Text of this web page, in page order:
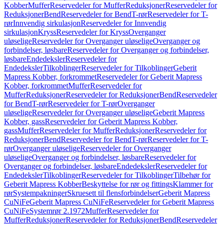
KobberMufferReservedeler for MufferReduksjonerReservedeler for
ReduksjonerBendReservedeler for BendT-rørReservedeler for T-
rørInnvendig sirkulasjonReservedeler for Innvendig
sirkulasjonKryssReservedeler for KryssOverganger
uløseligeReservedeler for Overganger uløseligeOverganger og
forbindelser, løsbareReservedeler for Overganger og forbindelser,
løsbareEndedekslerReservedeler for
EndedekslerTilkoblingerReservedeler for TilkoblingerGeberit
Mapress Kobber, forkrommetReservedeler for Geberit Mapress
Kobber, forkrommetMufferReservedeler for
MufferReduksjonerReservedeler for ReduksjonerBendReservedeler
for BendT-rørReservedeler for T-rørOverganger
uløseligeReservedeler for Overganger uløseligeGeberit Mapress
Kobber, gassReservedeler for Geberit Mapress Kobber,
gassMufferReservedeler for MufferReduksjonerReservedeler for
ReduksjonerBendReservedeler for BendT-rørReservedeler for T-
rørOverganger uløseligeReservedeler for Overganger
uløseligeOverganger og forbindelser, løsbareReservedeler for
Overganger og forbindelser, løsbareEndedekslerReservedeler for
EndedekslerTilkoblingerReservedeler for TilkoblingerTilbehør for
Geberit Mapress KobberBeskyttelse for rør og fittingsKlammer for
rørSystempakningerSkruesett til flensforbindelserGeberit Mapress
CuNiFeGeberit Mapress CuNiFeReservedeler for Geberit Mapress
CuNiFeSystemrør 2.1972MufferReservedeler for
MufferReduksjonerReservedeler for ReduksjonerBendReservedeler